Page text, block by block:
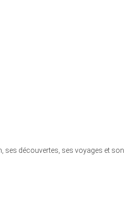
ses découvertes, ses voyages et son